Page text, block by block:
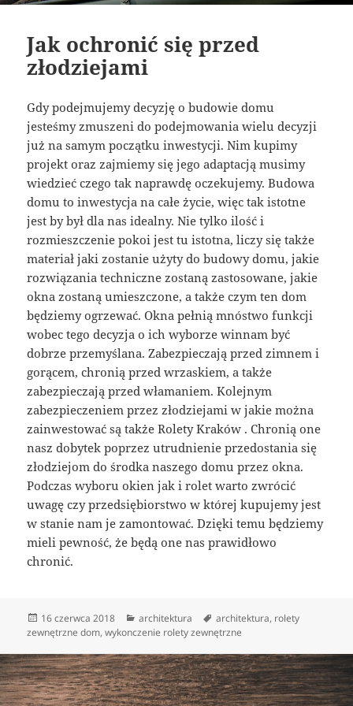
Jak ochronić się przed
złodziejami
Gdy podejmujemy decyzję o budowie domu
jesteśmy zmuszeni do podejmowania wielu decyzji
już na samym początku inwestycji. Nim kupimy
projekt oraz zajmiemy się jego adaptacją musimy
wiedzieć czego tak naprawdę oczekujemy. Budowa
domu to inwestycja na całe życie, więc tak istotne
jest by był dla nas idealny. Nie tylko ilość i
rozmieszczenie pokoi jest tu istotna, liczy się także
materiał jaki zostanie użyty do budowy domu, jakie
rozwiązania techniczne zostaną zastosowane, jakie
okna zostaną umieszczone, a także czym ten dom
będziemy ogrzewać. Okna pełnią mnóstwo funkcji
wobec tego decyzja o ich wyborze winnam być
dobrze przemyślana. Zabezpieczają przed zimnem i
gorącem, chronią przed wrzaskiem, a także
zabezpieczają przed włamaniem. Kolejnym
zabezpieczeniem przez złodziejami w jakie można
zainwestować są także Rolety Kraków . Chronią one
nasz dobytek poprzez utrudnienie przedostania się
złodziejom do środka naszego domu przez okna.
Podczas wyboru okien jak i rolet warto zwrócić
uwagę czy przedsiębiorstwo w której kupujemy jest
w stanie nam je zamontować. Dzięki temu będziemy
mieli pewność, że będą one nas prawidłowo
chronić.
Data
publikacji
16 czerwca 2018 Kategorie
architektura Tagi
architektura, rolety
zewnętrzne dom,wykonczenie rolety zewnętrzne